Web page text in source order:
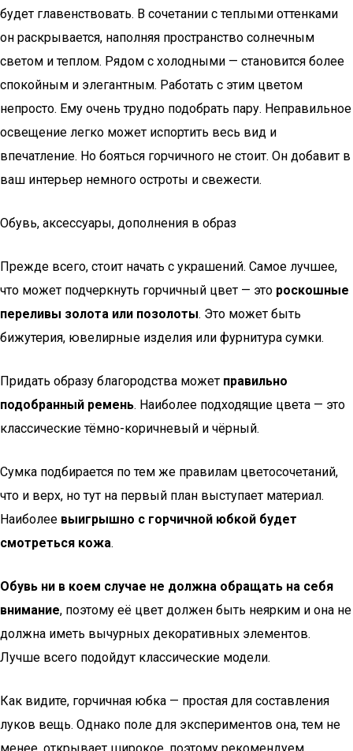
будет главенствовать. В сочетании с теплыми оттенками
он раскрывается, наполняя пространство солнечным
светом и теплом. Рядом с холодными — становится более
спокойным и элегантным. Работать с этим цветом
непросто. Ему очень трудно подобрать пару. Неправильное
освещение легко может испортить весь вид и
впечатление. Но бояться горчичного не стоит. Он добавит в
ваш интерьер немного остроты и свежести.
Обувь, аксессуары, дополнения в образ
Прежде всего, стоит начать с украшений. Самое лучшее,
что может подчеркнуть горчичный цвет — это роскошные
переливы золота или позолоты. Это может быть
бижутерия, ювелирные изделия или фурнитура сумки.
Придать образу благородства может правильно
подобранный ремень. Наиболее подходящие цвета — это
классические тёмно-коричневый и чёрный.
Сумка подбирается по тем же правилам цветосочетаний,
что и верх, но тут на первый план выступает материал.
Наиболее выигрышно с горчичной юбкой будет
смотреться кожа.
Обувь ни в коем случае не должна обращать на себя
внимание, поэтому её цвет должен быть неярким и она не
должна иметь вычурных декоративных элементов.
Лучше всего подойдут классические модели.
Как видите, горчичная юбка — простая для составления
луков вещь. Однако поле для экспериментов она, тем не